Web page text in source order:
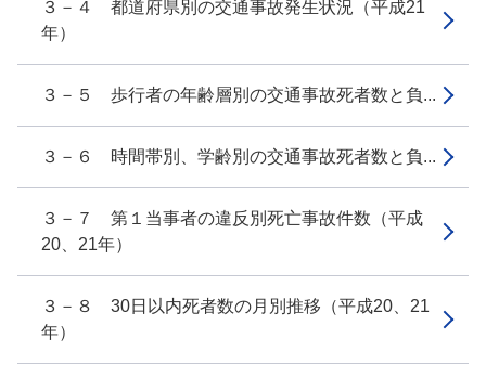
３－４ 都道府県別の交通事故発生状況（平成21
年）
３－５ 歩行者の年齢層別の交通事故死者数と負...
３－６ 時間帯別、学齢別の交通事故死者数と負...
３－７ 第１当事者の違反別死亡事故件数（平成
20、21年）
３－８ 30日以内死者数の月別推移（平成20、21
年）